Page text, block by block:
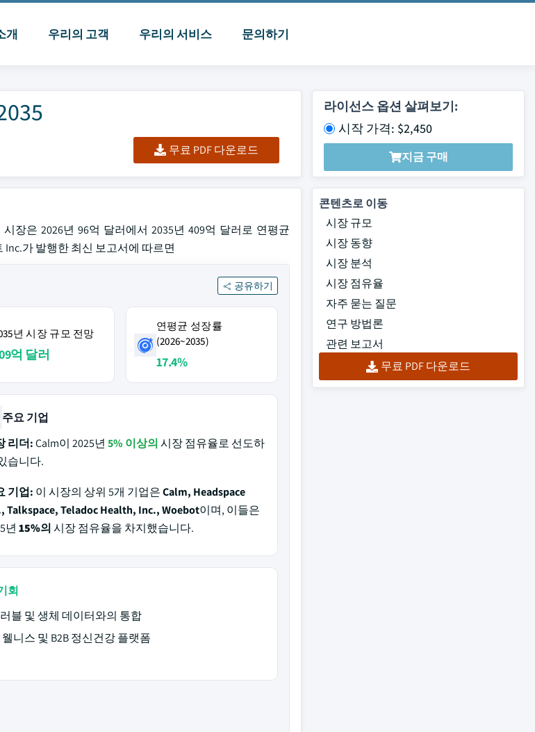
개 우리의 고객 우리의 서비스 문의하기
무료 PDF 다운로드
라이선스 옵션 살펴보기:
시작 가격: $2,450
지금 구매
장은 2026년 96억 달러에서 2035년 409억 달러로 연평균
Inc.가 발행한 최신 보고서에 따르면
공유하기
년 시장 규모 전망
억 달러
연평균 성장률
(2026~2035)
17.4%
주요 기업
리더:Calm이 2025년 5% 이상의 시장 점유율로 선도하
습니다.
기업: 이 시장의 상위 5개 기업은Calm, Headspace
Talkspace, Teladoc Health, Inc., Woebot이며, 이들은
년 15%의 시장 점유율을 차지했습니다.
회
블 및 생체 데이터와의 통합
니스 및 B2B 정신건강 플랫폼
콘텐츠로 이동
시장 규모
시장 동향
시장 분석
시장 점유율
자주 묻는 질문
연구 방법론
관련 보고서
무료 PDF 다운로드